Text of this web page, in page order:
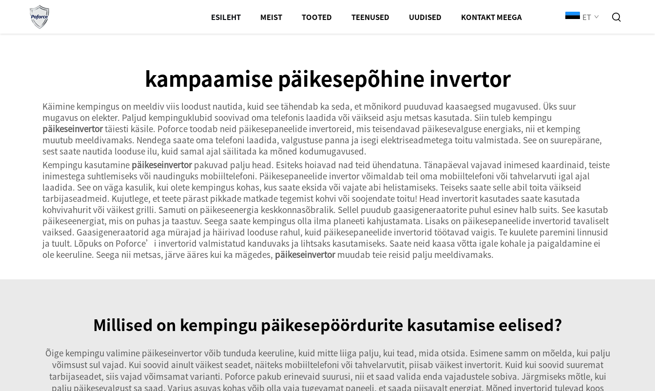
ESILEHT MEIST TOOTED TEENUSED UUDISED KONTAKT MEEGA ET
kampaamise päikesepõhine invertor
Käimine kempingus on meeldiv viis loodust nautida, kuid see tähendab ka seda, et mõnikord puuduvad kaasaegsed mugavused. Üks suur
mugavus on elekter. Paljud kempinguklubid soovivad oma telefonis laadida või väikseid asju metsas kasutada. Siin tuleb kempingu
päikeseinvertortäiesti käsile. Poforce toodab neid päikesepaneelide invertoreid, mis teisendavad päikesevalguse energiaks, nii et kemping
muutub meeldivamaks. Nendega saate oma telefoni laadida, valgustuse panna ja isegi elektriseadmetega toitu valmistada. See on suurepärane,
sest saate nautida looduse ilu, kuid samal ajal säilitada ka mõned kodumugavused.
Kempingu kasutamine päikeseinvertorpakuvad palju head. Esiteks hoiavad nad teid ühendatuna. Tänapäeval vajavad inimesed kaardinaid, teiste
inimestega suhtlemiseks või naudinguks mobiiltelefoni. Päikesepaneelide invertor võimaldab teil oma mobiiltelefoni või tahvelarvuti igal ajal
laadida. See on väga kasulik, kui olete kempingus kohas, kus saate eksida või vajate abi helistamiseks. Teiseks saate selle abil toita väikseid
tarbijaseadmeid. Kujutlege, et teete pärast pikkade matkade tegemist kohvi või soojendate toitu! Head invertorit kasutades saate kasutada
kohvivahurit või väikest grilli. Samuti on päikeseenergia keskkonnasõbralik. Sellel puudub gaasigeneraatorite puhul esinev halb suits. See kasutab
päikeseenergiat, mis on puhas ja taastuv. Seega saate kempingus olla ilma planeeti kahjustamata. Lisaks on päikesepaneelide invertorid tavaliselt
vaiksed. Gaasigeneraatorid aga mürajad ja häirivad looduse rahul, kuid päikesepaneelide invertorid töötavad vaigis. Te kuulete paremini linnusid
ja tuult. Lõpuks on Poforce’i invertorid valmistatud kanduvaks ja lihtsaks kasutamiseks. Saate neid kaasa võtta igale kohale ja paigaldamine ei
ole keeruline. Seega nii metsas, järve ääres kui ka mägedes, päikeseinvertormuudab teie reisid palju meeldivamaks.
Millised on kempingu päikesepöördurite kasutamise eelised?
Õige kempingu valimine päikeseinvertorvõib tunduda keeruline, kuid mitte liiga palju, kui tead, mida otsida. Esimene samm on mõelda, kui palju
võimsust sul vajad. Kui soovid ainult väikest seadet, näiteks mobiiltelefoni või tahvelarvutit, piisab väikest invertorit. Kuid kui soovid suuremat
tarbijaseadet, siis vajad võimsamat varianti. Poforce pakub erinevaid suurusi, nii et saad valida enda vajadustele sobiva. Järgmiseks mõtle, kui
palju päikesevalgust sa saad. Varjus asuvas kohas võib olla vaja tugevamat paneeli, et saada piisavalt energiat. Mõned invertorid tulevad koos